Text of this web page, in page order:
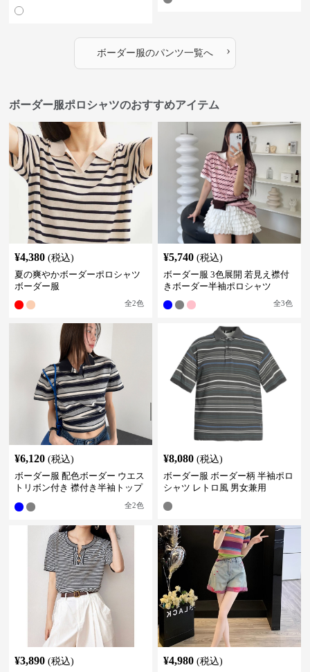
ボーダー服のパンツ一覧へ ›
ボーダー服ポロシャツのおすすめアイテム
¥4,380 (税込)
夏の爽やかボーダーポロシャツ
ボーダー服
全2色
¥5,740 (税込)
ボーダー服 3色展開 若見え襟付
きボーダー半袖ポロシャツ
全3色
¥6,120 (税込)
ボーダー服 配色ボーダー ウエス
トリボン付き 襟付き半袖トップ
全2色
¥8,080 (税込)
ボーダー服 ボーダー柄 半袖ポロ
シャツ レトロ風 男女兼用
¥3,890 (税込)
¥4,980 (税込)